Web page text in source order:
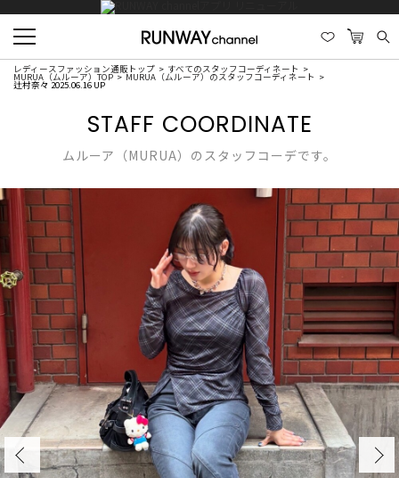
レディースファッション通販トップ すべてのスタッフコーディネート
MURUA（ムルーア）TOP MURUA（ムルーア）のスタッフコーディネート
辻村奈々 2025.06.16 UP
STAFF COORDINATE
ムルーア（MURUA）のスタッフコーデです。